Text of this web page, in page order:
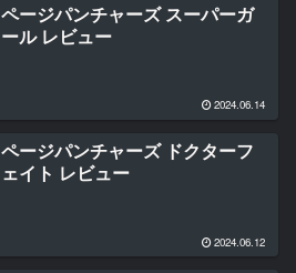
ページパンチャーズ スーパーガ
ール レビュー
2024.06.14
ページパンチャーズ ドクターフ
ェイト レビュー
2024.06.12